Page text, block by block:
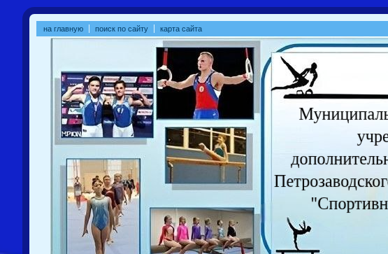
на главную поиск по сайту карта сайта